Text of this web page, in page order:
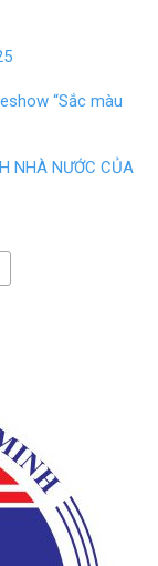
“Sắc màu
NHÀ NƯỚC CỦA